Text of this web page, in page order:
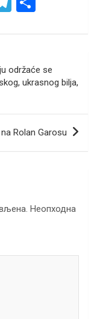
e
gr
a
ar
održaće se
ukrasnog bilja,
Rolan Garosu
Неопходна